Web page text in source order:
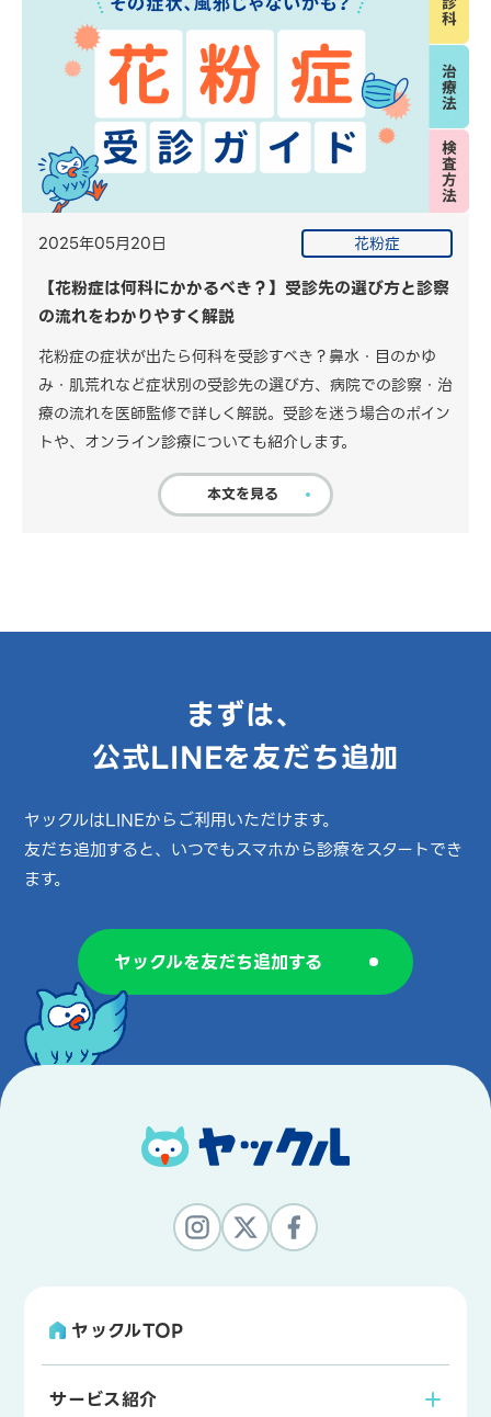
2025年05月20日 花粉症
【花粉症は何科にかかるべき？】受診先の選び方と診察
の流れをわかりやすく解説
花粉症の症状が出たら何科を受診すべき？鼻水・目のかゆ
み・肌荒れなど症状別の受診先の選び方、病院での診察・治
療の流れを医師監修で詳しく解説。受診を迷う場合のポイン
トや、オンライン診療についても紹介します。
本文を見る
まずは、
公式LINEを友だち追加
ヤックルはLINEからご利用いただけます。
友だち追加すると、いつでもスマホから診療をスタートでき
ます。
ヤックルを友だち追加する
ヤックルTOP
サービス紹介